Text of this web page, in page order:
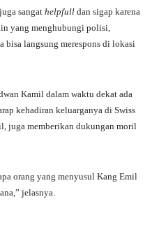
sangat helpfull dan sigap karena
yang menghubungi polisi,
bisa langsung merespons di lokasi
Kamil dalam waktu dekat ada
kehadiran keluarganya di Swiss
juga memberikan dukungan moril
orang yang menyusul Kang Emil
jelasnya.